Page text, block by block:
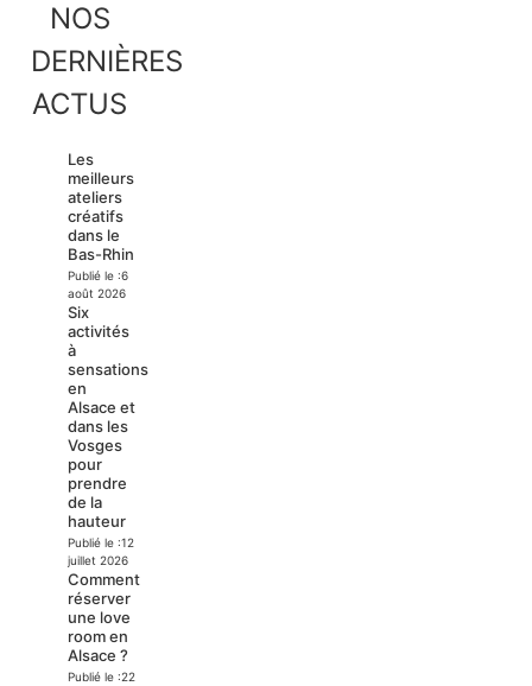
NOS
DERNIÈRES
ACTUS
Les
meilleurs
ateliers
créatifs
dans le
Bas-Rhin
Publié le :6
août 2026
Six
activités
à
sensations
en
Alsace et
dans les
Vosges
pour
prendre
de la
hauteur
Publié le :12
juillet 2026
Comment
réserver
une love
room en
Alsace ?
Publié le :22